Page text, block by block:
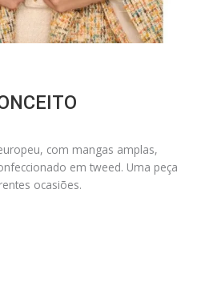
com mangas amplas,
em tweed. Uma peça
ocasiões.